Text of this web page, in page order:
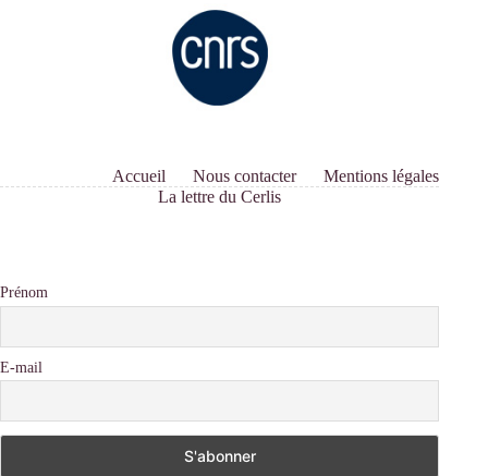
Accueil Nous contacter
Mentions légales
La lettre du Cerlis
Prénom
E-mail